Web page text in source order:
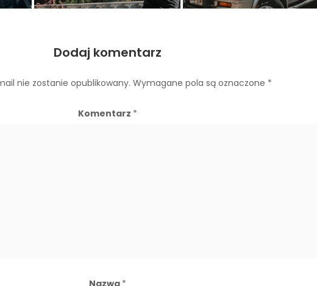
Dodaj komentarz
nie zostanie opublikowany. Wymagane pola są oznaczone *
Komentarz *
Nazwa *